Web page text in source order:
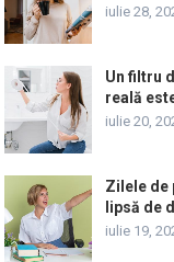
iulie 28,
Un filtru
reală
iulie 20,
Zilele de
lipsă de
iulie 19,